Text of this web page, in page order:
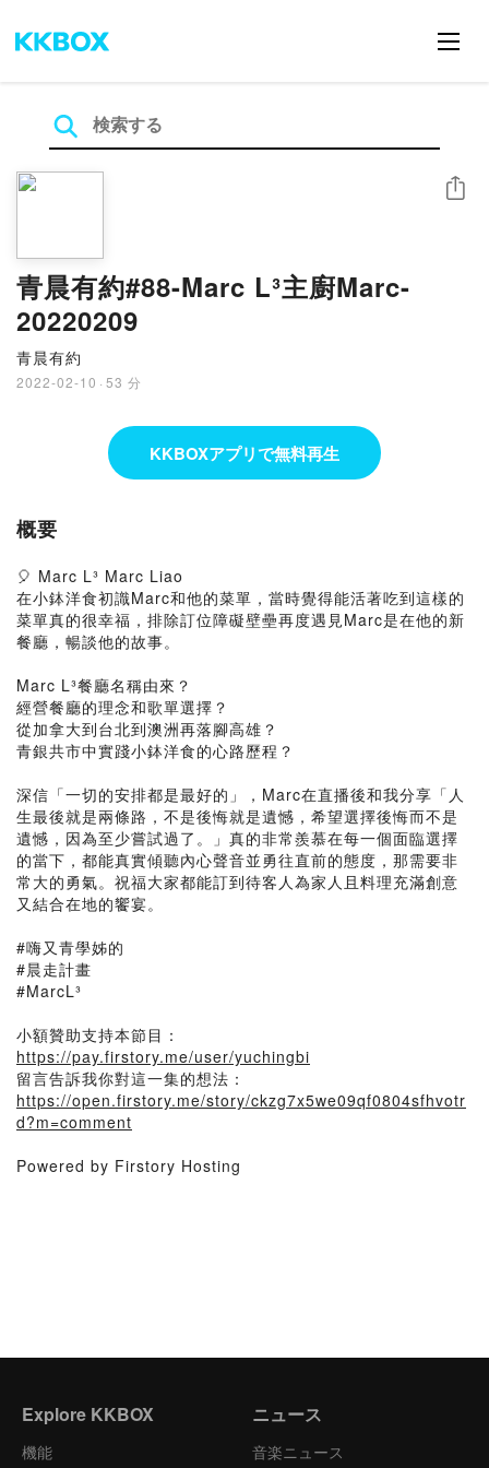
青晨有約#88-Marc L³主廚Marc-
20220209
青晨有約
2022-02-10 · 53 分
シェア
KKBOXアプリで無料再生
概要
🎈 Marc L³ Marc Liao
在小鉢洋食初識Marc和他的菜單，當時覺得能活著吃到這樣的
菜單真的很幸福，排除訂位障礙壁壘再度遇見Marc是在他的新
餐廳，暢談他的故事。
Marc L³餐廳名稱由來？
經營餐廳的理念和歌單選擇？
從加拿大到台北到澳洲再落腳高雄？
青銀共市中實踐小鉢洋食的心路歷程？
深信「一切的安排都是最好的」，Marc在直播後和我分享「人
生最後就是兩條路，不是後悔就是遺憾，希望選擇後悔而不是
遺憾，因為至少嘗試過了。」真的非常羨慕在每一個面臨選擇
的當下，都能真實傾聽內心聲音並勇往直前的態度，那需要非
常大的勇氣。祝福大家都能訂到待客人為家人且料理充滿創意
又結合在地的饗宴。
#嗨又青學姊的
#晨走計畫
#MarcL³
小額贊助支持本節目：
https://pay.firstory.me/user/yuchingbi
留言告訴我你對這一集的想法：
https://open.firstory.me/story/ckzg7x5we09qf0804sfhvotr
d?m=comment
Powered by Firstory Hosting
Explore KKBOX
機能
ニュース
音楽ニュース